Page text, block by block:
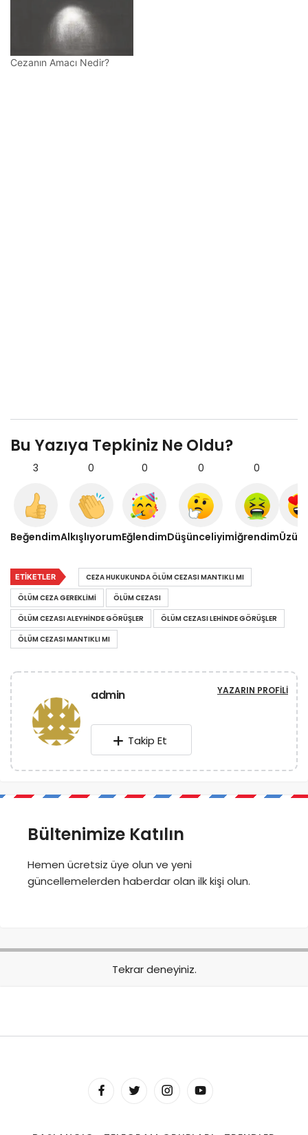
Cezanın Amacı Nedir?
Bu Yazıya Tepkiniz Ne Oldu?
3
Beğendim
0
Alkışlıyorum
0
Eğlendim
0
Düşünceliyim
0
İğrendim
ETIKETLER
CEZA HUKUKUNDA ÖLÜM CEZASI MANTIKLI MI
ÖLÜM CEZA GEREKLIMI
ÖLÜM CEZASI
ÖLÜM CEZASI ALEYHINDE GÖRÜŞLER
ÖLÜM CEZASI LEHINDE GÖRÜŞLER
ÖLÜM CEZASI MANTIKLI MI
admin YAZARIN PROFILI
Takip Et
Bültenimize Katılın
Hemen ücretsiz üye olun ve yeni
güncellemelerden haberdar olan ilk kişi olun.
Tekrar deneyiniz.